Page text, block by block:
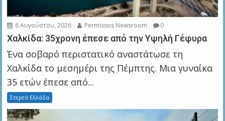
6 Αυγούστου, 2026 Permissos Newsroom 0
Χαλκίδα: 35χρονη έπεσε από την Υψηλή Γέφυρα
Ένα σοβαρό περιστατικό αναστάτωσε τη
Χαλκίδα το μεσημέρι της Πέμπτης. Μια γυναίκα
35 ετών έπεσε από...
Στερεά Ελλάδα